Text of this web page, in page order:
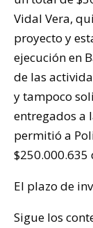
Vidal Vera,
proyecto y
ejecución en
de las
y tampoco
entregados a
permitió a
$250.000.635
El plazo de
Sigue los